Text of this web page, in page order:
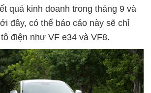
quả kinh doanh trong tháng 9 và
đây, có thể báo cáo này sẽ chỉ
điện như VF e34 và VF8.